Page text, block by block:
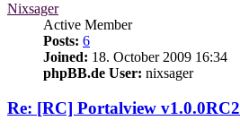
Nixsager
Active Member
Posts: 6
Joined: 18. October 2009 16:34
phpBB.de User: nixsager
Re: [RC] Portalview v1.0.0RC2